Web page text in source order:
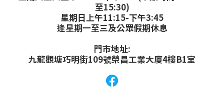
至15:30)
星期日上午11:15-下午3:45
逢星期一至三及公眾假期休息
門市地址:
九龍觀塘巧明街109號榮昌工業大廈4樓B1室